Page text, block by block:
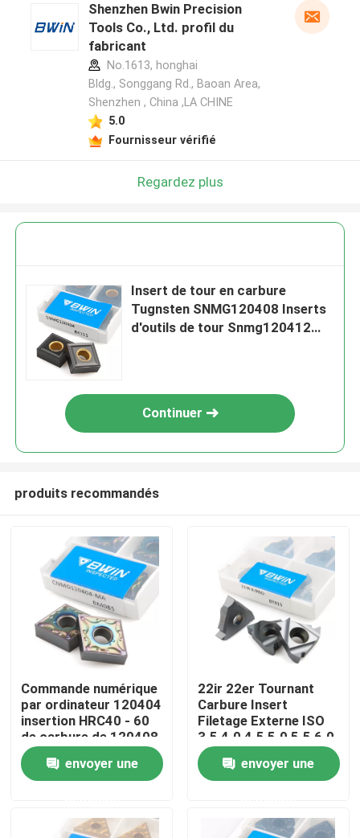
Des produits
Vidéos
À propos de nous
Shenzhen Bwin Precision
Tools Co., Ltd. profil du
fabricant
No.1613, honghai
Bldg., Songgang Rd., Baoan Area,
Shenzhen , China ,LA CHINE
5.0
Fournisseur vérifié
Regardez plus
Insert de tour en carbure
Tugnsten SNMG120408 Inserts
d'outils de tour Snmg120412
Continuer
produits recommandés
Commande numérique
par ordinateur 120404
insertion HRC40 - 60
de carbure de 120408
CNMG pour l'acier de
rotationenvoyer une
22ir 22er Tournant
Carbure Insert
Filetage Externe ISO
3.5 4.0 4.5 5.0 5.5 6.0
envoyer une